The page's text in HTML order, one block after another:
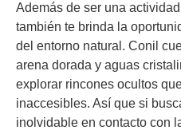
Además de ser una
también te brinda la
del entorno natural. Conil
arena dorada y aguas
explorar rincones ocultos
inaccesibles. Así que si
inolvidable en contacto con